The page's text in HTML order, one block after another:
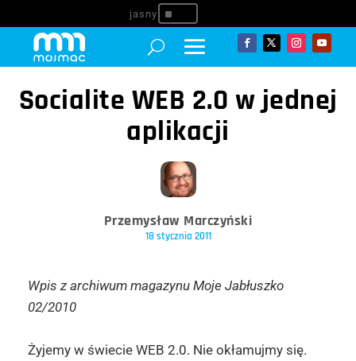
^
Socialite WEB 2.0 w jednej
aplikacji
Przemysław Marczyński
18 stycznia 2011
Wpis z archiwum magazynu Moje Jabłuszko
02/2010
Żyjemy w świecie WEB 2.0. Nie okłamujmy się.